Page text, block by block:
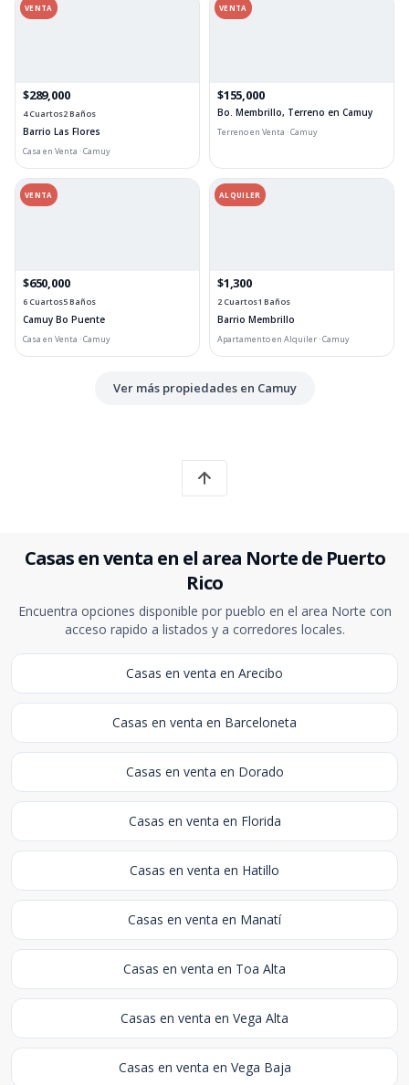
VENTA
$289,000
4 Cuartos2 Baños
Barrio Las Flores
Casa en Venta · Camuy
VENTA
$155,000
Bo. Membrillo, Terreno en Camuy
Terreno en Venta · Camuy
VENTA
$650,000
6 Cuartos5 Baños
Camuy Bo Puente
Casa en Venta · Camuy
ALQUILER
$1,300
2 Cuartos1 Baños
Barrio Membrillo
Apartamento en Alquiler · Camuy
Ver más propiedades en Camuy
Casas en venta en el area Norte de Puerto
Rico
Encuentra opciones disponible por pueblo en el area Norte con
acceso rapido a listados y a corredores locales.
Casas en venta en Arecibo
Casas en venta en Barceloneta
Casas en venta en Dorado
Casas en venta en Florida
Casas en venta en Hatillo
Casas en venta en Manatí
Casas en venta en Toa Alta
Casas en venta en Vega Alta
Casas en venta en Vega Baja